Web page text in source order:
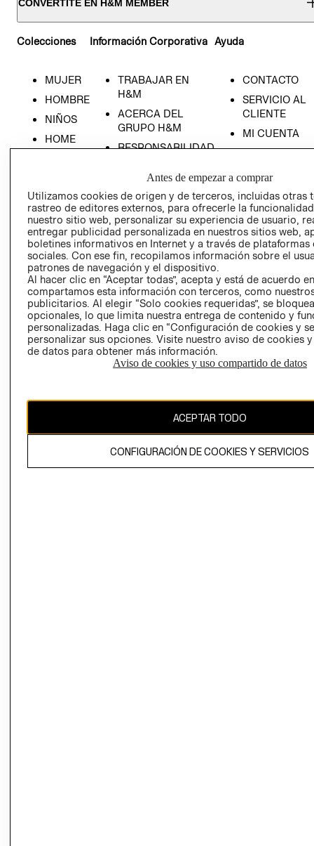
CONVERTITE EN H&M MEMBER
Colecciones
MUJER
HOMBRE
NIÑOS
HOME
Información Corporativa
TRABAJAR EN
H&M
ACERCA DEL
GRUPO H&M
RESPONSABILIDAD
PRENSA
RELACIÓN CON
INVERSIONISTAS
POLÍTICA
EMPRESARIAL
Ayuda
CONTACTO
SERVICIO AL
CLIENTE
MI CUENTA
NUESTRAS
- RETIRO EN
TIENDA
TÉRMINOS Y
CONDICIONES
PRIVACIDAD
GIFT CARD
AVISO DE
COOKIES
Uruguay ($U)
Antes de empezar a comprar
Utilizamos cookies de origen y de terceros, incluidas otras
rastreo de editores externos, para ofrecerle la
nuestro sitio web, personalizar su experiencia de usuario,
entregar publicidad personalizada en nuestros sitios web,
boletines informativos en Internet y a través de plataformas
sociales. Con ese fin, recopilamos información sobre el
patrones de navegación y el dispositivo.
Al hacer clic en “Aceptar todas”, acepta y está de acuerdo
compartamos esta información con terceros, como
publicitarios. Al elegir “Solo cookies requeridas”, se
opcionales, lo que limita nuestra entrega de contenido y
personalizadas. Haga clic en “Configuración de cookies y
personalizar sus opciones. Visite nuestro aviso de cookies
de datos para obtener más información.
Aviso de cookies y uso compartido de datos
ACEPTAR TODO
CONFIGURACIÓN DE COOKIES Y SERVICIOS